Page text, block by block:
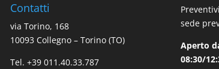
Contatti
via Torino, 168
10093 Collegno – Torino (TO)
Tel. +39 011.40.33.787
sede
Aperto
08:30/